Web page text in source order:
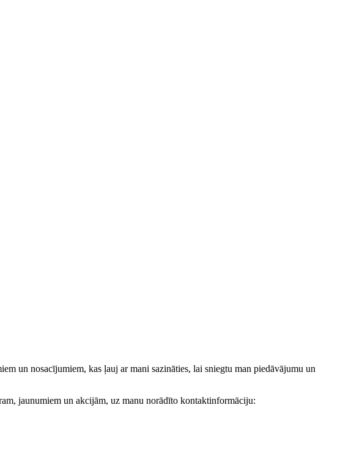
un nosacījumiem, kas ļauj ar mani sazināties, lai sniegtu man piedāvājumu un
jaunumiem un akcijām, uz manu norādīto kontaktinformāciju: